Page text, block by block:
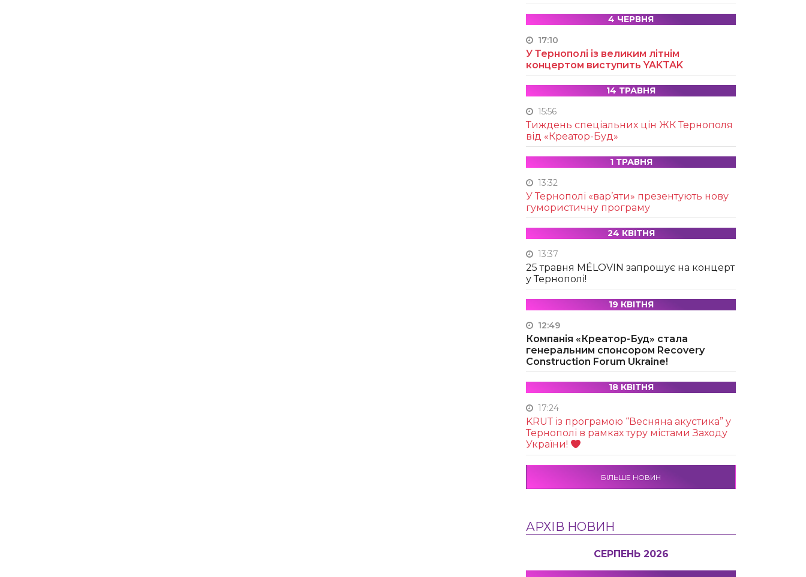
4 ЧЕРВНЯ
17:10
У Тернополі із великим літнім
концертом виступить YAKTAK
14 ТРАВНЯ
15:56
Тиждень спеціальних цін ЖК Тернополя
від «Креатор-Буд»
1 ТРАВНЯ
13:32
У Тернополі «вар’яти» презентують нову
гумористичну програму
24 КВІТНЯ
13:37
25 травня MÉLOVIN запрошує на концерт
у Тернополі!
19 КВІТНЯ
12:49
Компанія «Креатор-Буд» стала
генеральним спонсором Recovery
Construction Forum Ukraine!
18 КВІТНЯ
17:24
KRUТ із програмою “Весняна акустика” у
Тернополі в рамках туру містами Заходу
України!
БІЛЬШЕ НОВИН
АРХІВ НОВИН
СЕРПЕНЬ 2026